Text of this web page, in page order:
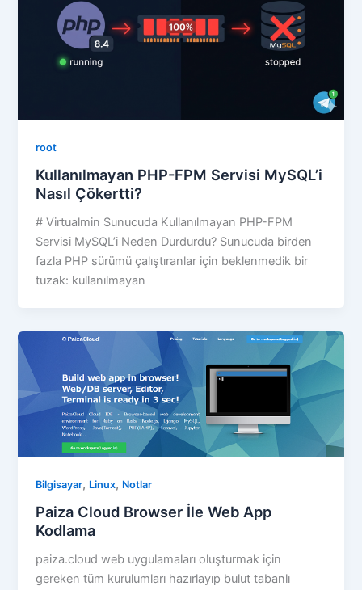
root
Kullanılmayan PHP-FPM Servisi MySQL’i
Nasıl Çökertti?
# Virtualmin Sunucuda Kullanılmayan PHP-FPM
Servisi MySQL’i Neden Durdurdu? Sunucuda birden
fazla PHP sürümü çalıştıranlar için beklenmedik bir
tuzak: kullanılmayan
Bilgisayar, Linux, Notlar
Paiza Cloud Browser İle Web App
Kodlama
paiza.cloud web uygulamaları oluşturmak için
gereken tüm kurulumları hazırlayıp bulut tabanlı